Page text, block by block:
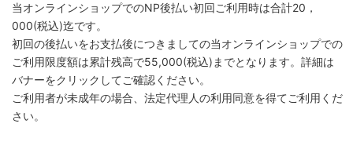
当オンラインショップでのNP後払い初回ご利用時は合計20，
000(税込)迄です。
初回の後払いをお支払後につきましての当オンラインショップでの
ご利用限度額は累計残高で55,000(税込)までとなります。詳細は
バナーをクリックしてご確認ください。
ご利用者が未成年の場合、法定代理人の利用同意を得てご利用くだ
さい。